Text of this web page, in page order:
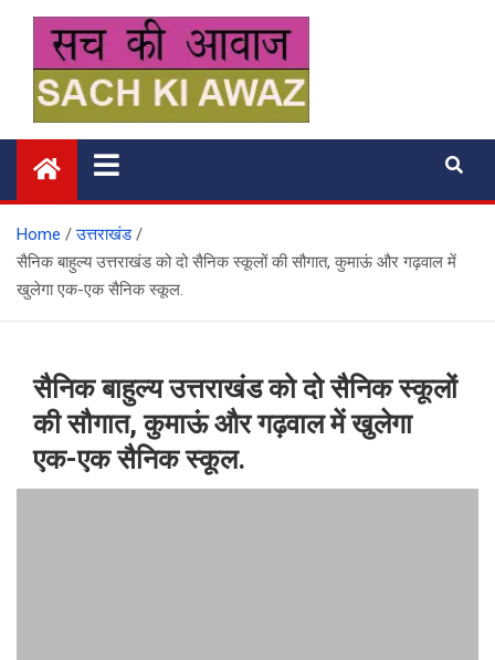
content
सच की आवाज
Home
उत्तराखंड
सैनिक बाहुल्य उत्तराखंड को दो सैनिक स्कूलों की सौगात, कुमाऊं और गढ़वाल में
खुलेगा एक-एक सैनिक स्कूल.
सैनिक बाहुल्य उत्तराखंड को दो सैनिक स्कूलों
की सौगात, कुमाऊं और गढ़वाल में खुलेगा
एक-एक सैनिक स्कूल.